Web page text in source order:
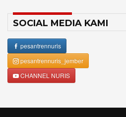
SOCIAL MEDIA KAMI
pesantrennuris
pesantrennuris_jember
CHANNEL NURIS